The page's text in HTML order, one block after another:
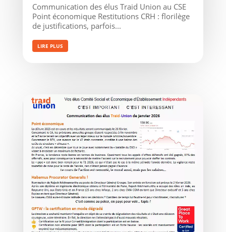
Communication des élus Traid Union au CSE
Point économique Restitutions CRH : florilège
de justifications, parfois...
LIRE PLUS